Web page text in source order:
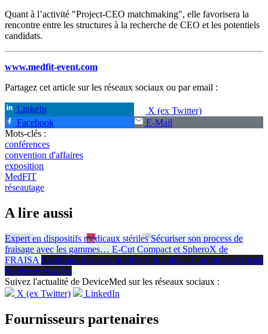
Quant à l’activité "Project-CEO matchmaking", elle favorisera la
rencontre entre les structures à la recherche de CEO et les potentiels
candidats.
www.medfit-event.com
Partagez cet article sur les réseaux sociaux ou par email :
LinkeIn
X (ex Twitter)
Facebook
E-Mail
Mots-clés :
conférences
convention d'affaires
exposition
MedFIT
réseautage
A lire aussi
Expert en dispositifs médicaux stériles Sécuriser son process de
fraisage avec les gammes… E-Cut Compact et SpheroX de
FRAISA Combiner des tests in vitro et in silico…Combiner des tests
in vitro et in silico
Suivez l'actualité de DeviceMed sur les réseaux sociaux :
X (ex Twitter)
LinkedIn
Fournisseurs partenaires